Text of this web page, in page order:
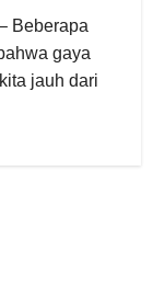
Beberapa
gaya
jauh dari